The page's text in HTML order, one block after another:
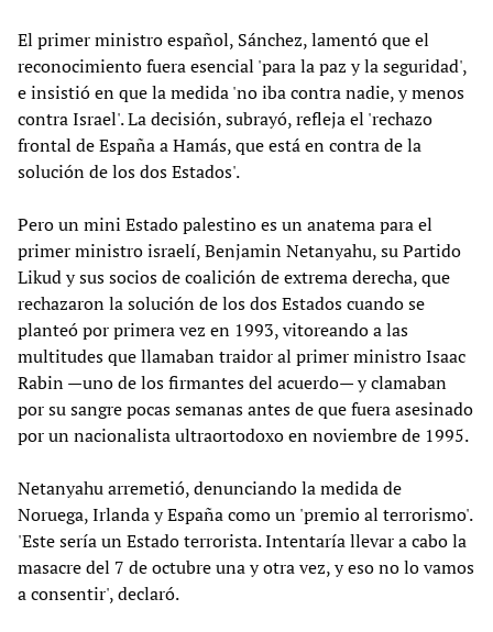
El primer ministro español, Sánchez, lamentó que el
reconocimiento fuera esencial 'para la paz y la seguridad',
e insistió en que la medida 'no iba contra nadie, y menos
contra Israel'. La decisión, subrayó, refleja el 'rechazo
frontal de España a Hamás, que está en contra de la
solución de los dos Estados'.
Pero un mini Estado palestino es un anatema para el
primer ministro israelí, Benjamin Netanyahu, su Partido
Likud y sus socios de coalición de extrema derecha, que
rechazaron la solución de los dos Estados cuando se
planteó por primera vez en 1993, vitoreando a las
multitudes que llamaban traidor al primer ministro Isaac
Rabin —uno de los firmantes del acuerdo— y clamaban
por su sangre pocas semanas antes de que fuera asesinado
por un nacionalista ultraortodoxo en noviembre de 1995.
Netanyahu arremetió, denunciando la medida de
Noruega, Irlanda y España como un 'premio al terrorismo'.
'Este sería un Estado terrorista. Intentaría llevar a cabo la
masacre del 7 de octubre una y otra vez, y eso no lo vamos
a consentir', declaró.